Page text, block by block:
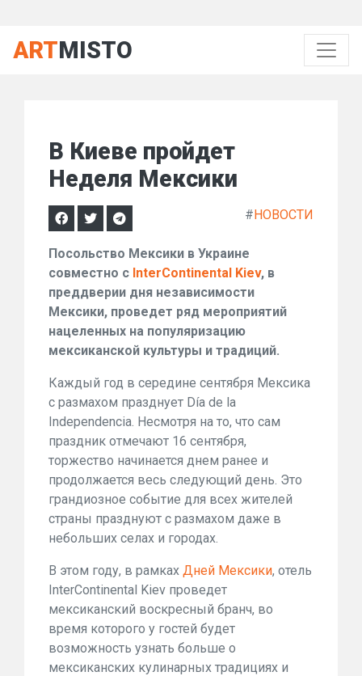
ARTMISTO
В Киеве пройдет
Неделя Мексики
#НОВОСТИ
Посольство Мексики в Украине
совместно с InterContinental Kiev, в
преддверии дня независимости
Мексики, проведет ряд мероприятий
нацеленных на популяризацию
мексиканской культуры и традиций.
Каждый год в середине сентября Мексика
с размахом празднует Día de la
Independencia. Несмотря на то, что сам
праздник отмечают 16 сентября,
торжество начинается днем ранее и
продолжается весь следующий день. Это
грандиозное событие для всех жителей
страны празднуют с размахом даже в
небольших селах и городах.
В этом году, в рамках Дней Мексики, отель
InterContinental Kiev проведет
мексиканский воскресный бранч, во
время которого у гостей будет
возможность узнать больше о
мексиканских кулинарных традициях и